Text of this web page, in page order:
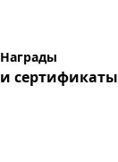
Награды
и сертификаты